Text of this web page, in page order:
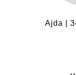
Ajda |